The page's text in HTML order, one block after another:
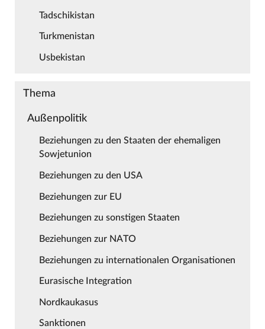
Tadschikistan
Turkmenistan
Usbekistan
Thema
Außenpolitik
Beziehungen zu den Staaten der ehemaligen
Sowjetunion
Beziehungen zu den USA
Beziehungen zur EU
Beziehungen zu sonstigen Staaten
Beziehungen zur NATO
Beziehungen zu internationalen Organisationen
Eurasische Integration
Nordkaukasus
Sanktionen